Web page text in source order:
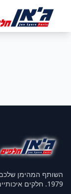
1979. חלקים איכותיים, מחירים תחרותיים ושירות יוצא דופן.